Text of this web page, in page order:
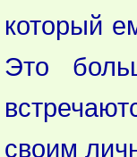
который
Это
своим